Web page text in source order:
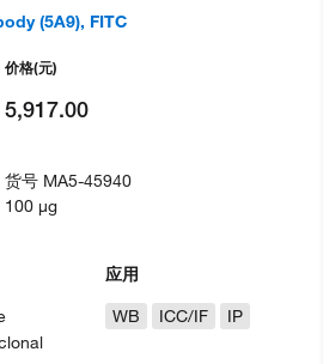
(5A9), FITC
应用
WB
ICC/IF IP
价格(元)
5,917.00
货号 MA5-45940
100 µg